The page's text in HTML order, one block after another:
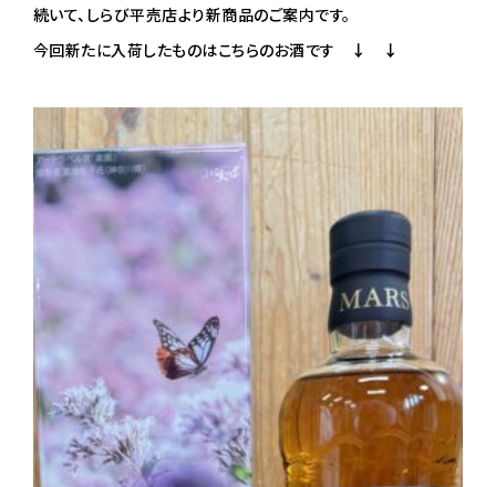
続いて、しらび平売店より新商品のご案内です。
今回新たに入荷したものはこちらのお酒です
↓ ↓